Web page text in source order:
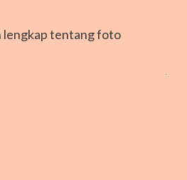
lengkap tentang foto